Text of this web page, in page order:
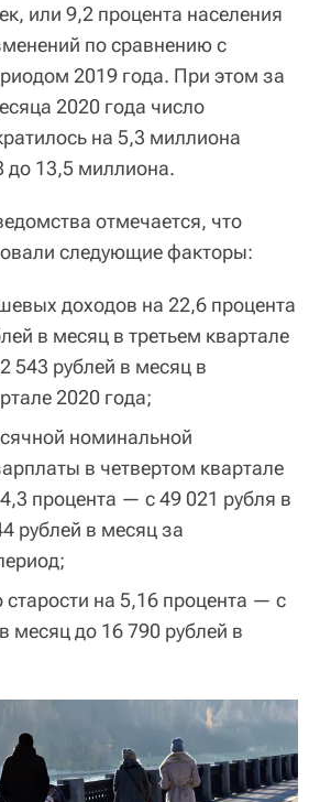
или 9,2 процента населения
по сравнению с
2019 года. При этом за
2020 года число
на 5,3 миллиона
до 13,5 миллиона.
отмечается, что
следующие факторы:
доходов на 22,6 процента
в месяц в третьем квартале
543 рублей в месяц в
2020 года;
номинальной
в четвертом квартале
процента — с 49 021 рубля в
рублей в месяц за
старости на 5,16 процента — с
месяц до 16 790 рублей в